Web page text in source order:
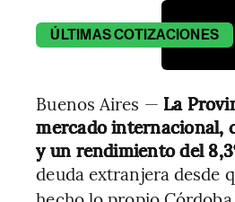
ÚLTIMASCOTIZACIONES
Buenos Aires — La
mercado internacional,
y un rendimiento del
deuda extranjera desde